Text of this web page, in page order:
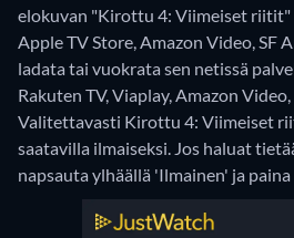
elokuvan "Kirottu 4: Viimeiset riitit"
Apple TV Store, Amazon Video, SF
ladata tai vuokrata sen netissä
Rakuten TV, Viaplay, Amazon
Valitettavasti Kirottu 4: Viimeiset
saatavilla ilmaiseksi. Jos haluat
napsauta ylhäällä 'Ilmainen' ja